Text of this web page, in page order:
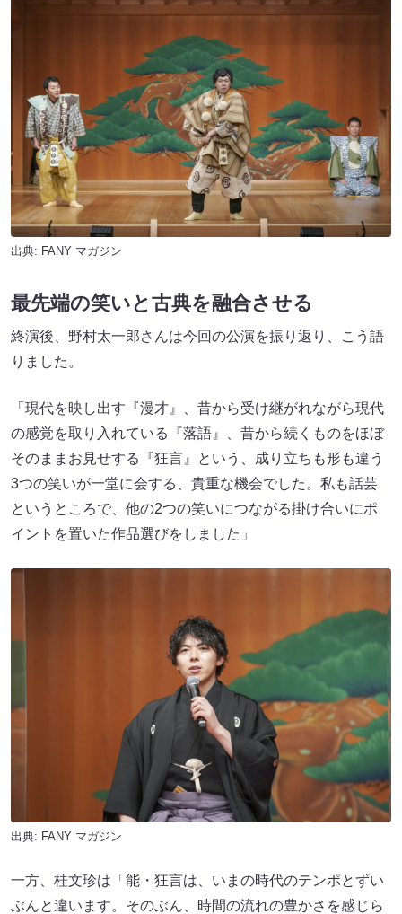
出典: FANY マガジン
最先端の笑いと古典を融合させる
終演後、野村太一郎さんは今回の公演を振り返り、こう語
りました。
「現代を映し出す『漫才』、昔から受け継がれながら現代
の感覚を取り入れている『落語』、昔から続くものをほぼ
そのままお見せする『狂言』という、成り立ちも形も違う
3つの笑いが一堂に会する、貴重な機会でした。私も話芸
というところで、他の2つの笑いにつながる掛け合いにポ
イントを置いた作品選びをしました」
出典: FANY マガジン
一方、桂文珍は「能・狂言は、いまの時代のテンポとずい
ぶんと違います。そのぶん、時間の流れの豊かさを感じら